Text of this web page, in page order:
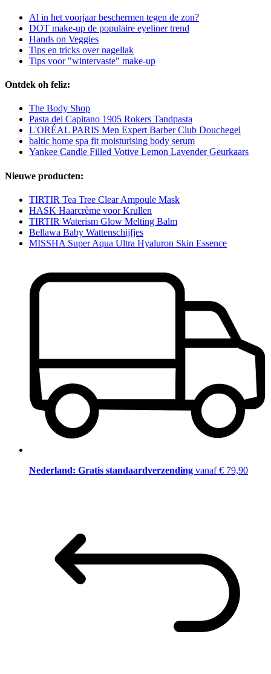
Al in het voorjaar beschermen tegen de zon?
DOT make-up de populaire eyeliner trend
Hands on Veggies
Tips en tricks over nagellak
Tips voor "wintervaste" make-up
Ontdek oh feliz:
The Body Shop
Pasta del Capitano 1905 Rokers Tandpasta
L'ORÉAL PARIS Men Expert Barber Club Douchegel
baltic home spa fit moisturising body serum
Yankee Candle Filled Votive Lemon Lavender Geurkaars
Nieuwe producten:
TIRTIR Tea Tree Clear Ampoule Mask
HASK Haarcrème voor Krullen
TIRTIR Waterism Glow Melting Balm
Bellawa Baby Wattenschijfjes
MISSHA Super Aqua Ultra Hyaluron Skin Essence
Nederland: Gratis standaardverzending vanaf € 79,90